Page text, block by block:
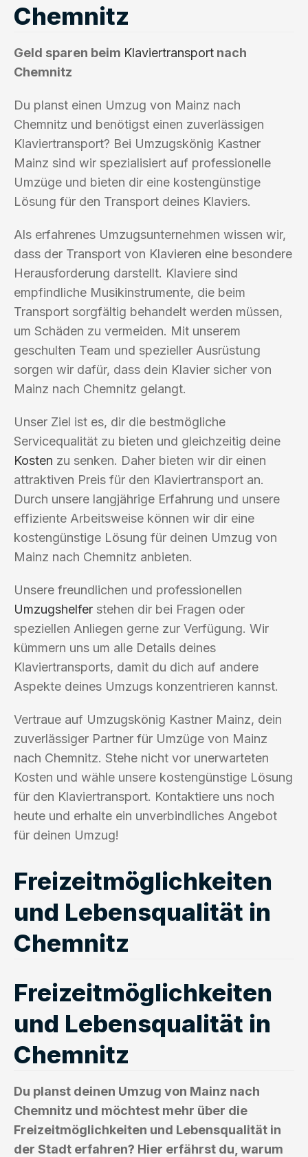
Chemnitz
Geld sparen beim Klaviertransport nach
Chemnitz
Du planst einen Umzug von Mainz nach
Chemnitz und benötigst einen zuverlässigen
Klaviertransport? Bei Umzugskönig Kastner
Mainz sind wir spezialisiert auf professionelle
Umzüge und bieten dir eine kostengünstige
Lösung für den Transport deines Klaviers.
Als erfahrenes Umzugsunternehmen wissen wir,
dass der Transport von Klavieren eine besondere
Herausforderung darstellt. Klaviere sind
empfindliche Musikinstrumente, die beim
Transport sorgfältig behandelt werden müssen,
um Schäden zu vermeiden. Mit unserem
geschulten Team und spezieller Ausrüstung
sorgen wir dafür, dass dein Klavier sicher von
Mainz nach Chemnitz gelangt.
Unser Ziel ist es, dir die bestmögliche
Servicequalität zu bieten und gleichzeitig deine
Kosten zu senken. Daher bieten wir dir einen
attraktiven Preis für den Klaviertransport an.
Durch unsere langjährige Erfahrung und unsere
effiziente Arbeitsweise können wir dir eine
kostengünstige Lösung für deinen Umzug von
Mainz nach Chemnitz anbieten.
Unsere freundlichen und professionellen
Umzugshelfer stehen dir bei Fragen oder
speziellen Anliegen gerne zur Verfügung. Wir
kümmern uns um alle Details deines
Klaviertransports, damit du dich auf andere
Aspekte deines Umzugs konzentrieren kannst.
Vertraue auf Umzugskönig Kastner Mainz, dein
zuverlässiger Partner für Umzüge von Mainz
nach Chemnitz. Stehe nicht vor unerwarteten
Kosten und wähle unsere kostengünstige Lösung
für den Klaviertransport. Kontaktiere uns noch
heute und erhalte ein unverbindliches Angebot
für deinen Umzug!
Freizeitmöglichkeiten
und Lebensqualität in
Chemnitz
Freizeitmöglichkeiten
und Lebensqualität in
Chemnitz
Du planst deinen Umzug von Mainz nach
Chemnitz und möchtest mehr über die
Freizeitmöglichkeiten und Lebensqualität in
der Stadt erfahren? Hier erfährst du, warum